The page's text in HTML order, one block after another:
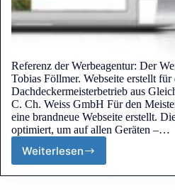
Referenz der Werbeagentur: Der
Tobias Föllmer. Webseite erstellt für
Dachdeckermeisterbetrieb aus
C. Ch. Weiss GmbH Für den
eine brandneue Webseite erstellt.
optimiert, um auf allen Geräten –…
Weiterlesen